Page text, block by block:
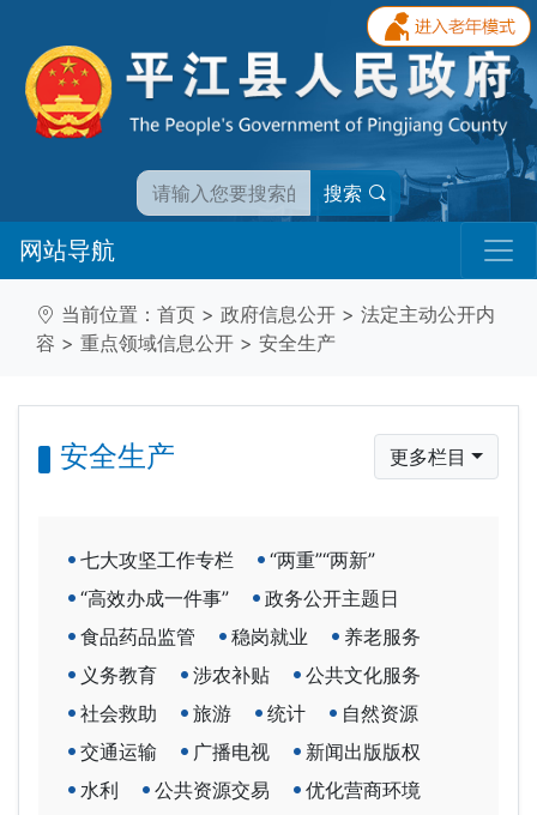
搜索
网站导航
当前位置： 首页 > 政府信息公开 > 法定主动公开内
容 > 重点领域信息公开 > 安全生产
安全生产 更多栏目
七大攻坚工作专栏
“两重”“两新”
“高效办成一件事”
政务公开主题日
食品药品监管
稳岗就业
养老服务
义务教育
涉农补贴
公共文化服务
社会救助
旅游 统计
自然资源
交通运输
广播电视
新闻出版版权
水利
公共资源交易
优化营商环境